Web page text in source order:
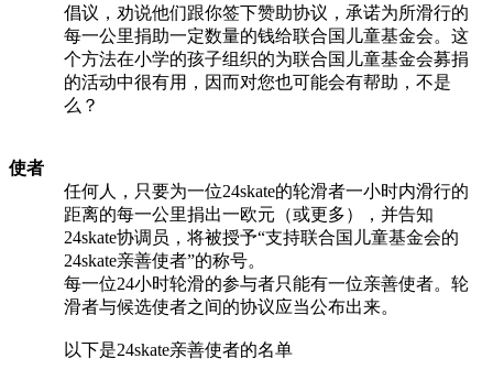
倡议，劝说他们跟你签下赞助协议，承诺为所滑行的
每一公里捐助一定数量的钱给联合国儿童基金会。这
个方法在小学的孩子组织的为联合国儿童基金会募捐
的活动中很有用，因而对您也可能会有帮助，不是
么？
使者
任何人，只要为一位24skate的轮滑者一小时内滑行的
距离的每一公里捐出一欧元（或更多），并告知
24skate协调员，将被授予“支持联合国儿童基金会的
24skate亲善使者”的称号。
每一位24小时轮滑的参与者只能有一位亲善使者。轮
滑者与候选使者之间的协议应当公布出来。
以下是24skate亲善使者的名单